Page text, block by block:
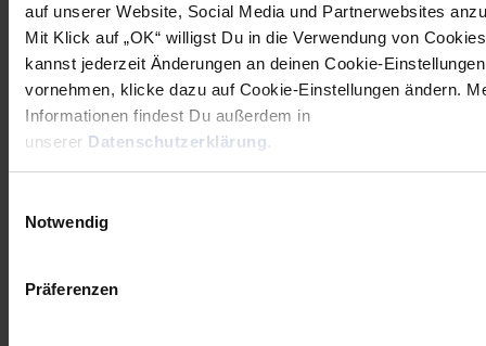
auf unserer Website, Social Media und Partnerwebsites
Mit Klick auf „OK“ willigst Du in die Verwendung von
kannst jederzeit Änderungen an deinen Cookie-Einstellungen
vornehmen, klicke dazu auf Cookie-Einstellungen ändern.
Informationen findest Du außerdem in
unserer Datenschutzerklärung.
Notwendig
Präferenzen
Post
navigation
previous
News:
Lehrjahre
im
Schleudergang:
Alle News anzeigen
newst
News:
Löwen-